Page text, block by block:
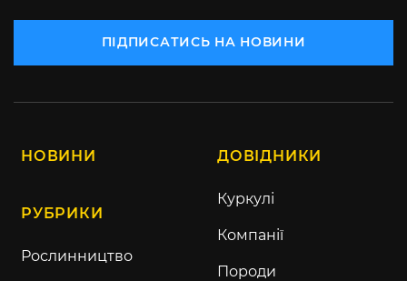
ПІДПИСАТИСЬ НА НОВИНИ
НОВИНИ
РУБРИКИ
Рослинництво
ДОВІДНИКИ
Куркулі
Компанії
Породи